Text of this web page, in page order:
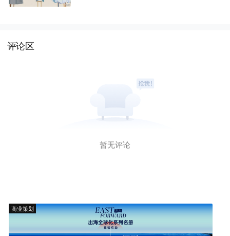
评论区
暂无评论
商业策划